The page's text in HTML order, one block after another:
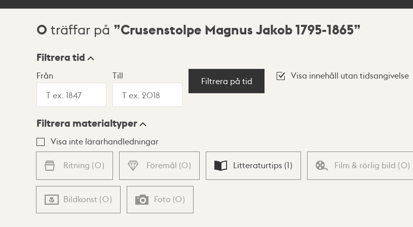
Sökresultat
0 träffar på Crusenstolpe Magnus Jakob 1795-1865
Visningsläge
Lista Karta
Filtrera tid
Från Till
Filtrera på tid
Visa innehåll utan tidsangivelse
Filtrera materialtyper
Visa inte lärarhandledningar
Ritning (0) Föremål (0) Litteraturtips (1) Film & rörlig bild (0)
Bildkonst (0) Foto (0)